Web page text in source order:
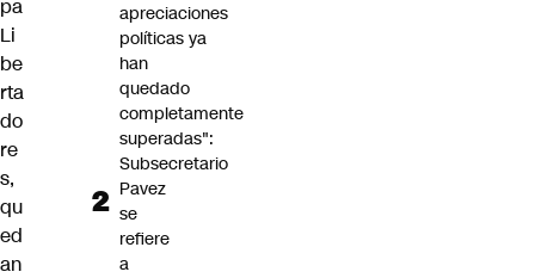
pa
Li
be
rta
do
re
s,
qu
ed
an
apreciaciones
políticas ya
han
quedado
completamente
superadas":
Subsecretario
Pavez
se
refiere
a